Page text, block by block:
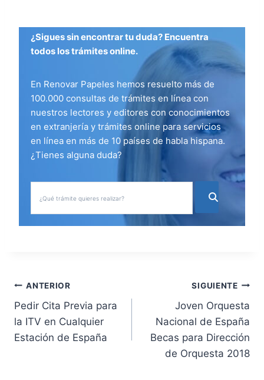
¿Sigues sin encontrar tu duda? Encuentra
todos los trámites online.
En Renovar Papeles hemos resuelto más de
100.000 consultas de trámites en línea con
nuestros lectores y editores con conocimientos
en extranjería y trámites online para servicios
en línea en más de 10 países de habla hispana.
¿Tienes alguna duda?
N
a
v
ANTERIOR
Pedir Cita Previa para
la ITV en Cualquier
Estación de España
SIGUIENTE
Joven Orquesta
Nacional de España
Becas para Dirección
de Orquesta 2018